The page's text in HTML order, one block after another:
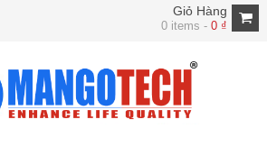
Giỏ Hàng
0 items -0 ₫